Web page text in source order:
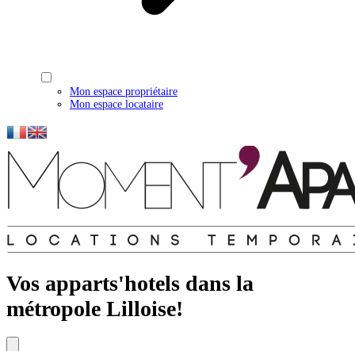
Mon espace propriétaire
Mon espace locataire
Vos apparts'hotels dans la
métropole Lilloise!